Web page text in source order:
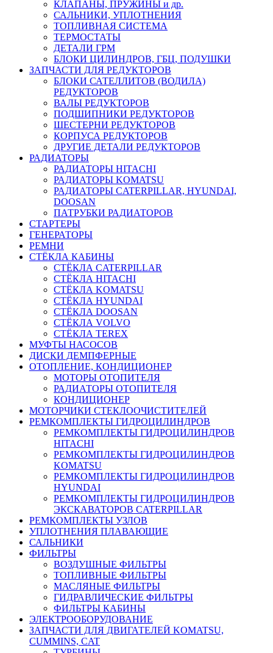
КЛАПАНЫ, ПРУЖИНЫ и др.
САЛЬНИКИ, УПЛОТНЕНИЯ
ТОПЛИВНАЯ СИСТЕМА
ТЕРМОСТАТЫ
ДЕТАЛИ ГРМ
БЛОКИ ЦИЛИНДРОВ, ГБЦ, ПОДУШКИ
ЗАПЧАСТИ ДЛЯ РЕДУКТОРОВ
БЛОКИ САТЕЛЛИТОВ (ВОДИЛА)
РЕДУКТОРОВ
ВАЛЫ РЕДУКТОРОВ
ПОДШИПНИКИ РЕДУКТОРОВ
ШЕСТЕРНИ РЕДУКТОРОВ
КОРПУСА РЕДУКТОРОВ
ДРУГИЕ ДЕТАЛИ РЕДУКТОРОВ
РАДИАТОРЫ
РАДИАТОРЫ HITACHI
РАДИАТОРЫ KOMATSU
РАДИАТОРЫ CATERPILLAR, HYUNDAI,
DOOSAN
ПАТРУБКИ РАДИАТОРОВ
СТАРТЕРЫ
ГЕНЕРАТОРЫ
РЕМНИ
СТЁКЛА КАБИНЫ
СТЁКЛА CATERPILLAR
СТЁКЛА HITACHI
СТЁКЛА KOMATSU
СТЁКЛА HYUNDAI
СТЁКЛА DOOSAN
СТЁКЛА VOLVO
СТЁКЛА TEREX
МУФТЫ НАСОСОВ
ДИСКИ ДЕМПФЕРНЫЕ
ОТОПЛЕНИЕ, КОНДИЦИОНЕР
МОТОРЫ ОТОПИТЕЛЯ
РАДИАТОРЫ ОТОПИТЕЛЯ
КОНДИЦИОНЕР
МОТОРЧИКИ СТЕКЛООЧИСТИТЕЛЕЙ
РЕМКОМПЛЕКТЫ ГИДРОЦИЛИНДРОВ
РЕМКОМПЛЕКТЫ ГИДРОЦИЛИНДРОВ
HITACHI
РЕМКОМПЛЕКТЫ ГИДРОЦИЛИНДРОВ
KOMATSU
РЕМКОМПЛЕКТЫ ГИДРОЦИЛИНДРОВ
HYUNDAI
РЕМКОМПЛЕКТЫ ГИДРОЦИЛИНДРОВ
ЭКСКАВАТОРОВ CATERPILLAR
РЕМКОМПЛЕКТЫ УЗЛОВ
УПЛОТНЕНИЯ ПЛАВАЮЩИЕ
САЛЬНИКИ
ФИЛЬТРЫ
ВОЗДУШНЫЕ ФИЛЬТРЫ
ТОПЛИВНЫЕ ФИЛЬТРЫ
МАСЛЯНЫЕ ФИЛЬТРЫ
ГИДРАВЛИЧЕСКИЕ ФИЛЬТРЫ
ФИЛЬТРЫ КАБИНЫ
ЭЛЕКТРООБОРУДОВАНИЕ
ЗАПЧАСТИ ДЛЯ ДВИГАТЕЛЕЙ KOMATSU,
CUMMINS, CAT